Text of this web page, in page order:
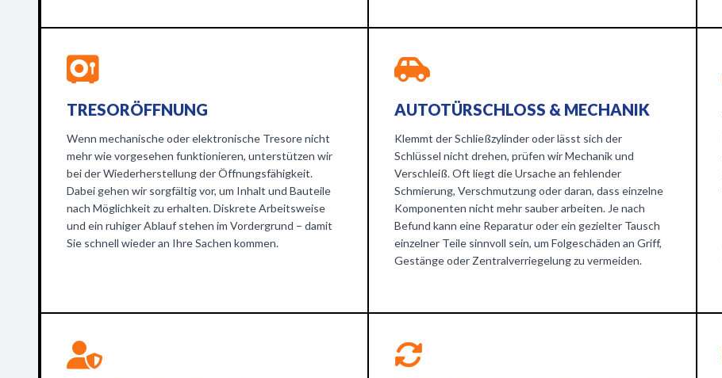
TRESORÖFFNUNG
Wenn mechanische oder elektronische Tresore nicht
mehr wie vorgesehen funktionieren, unterstützen wir
bei der Wiederherstellung der Öffnungsfähigkeit.
Dabei gehen wir sorgfältig vor, um Inhalt und Bauteile
nach Möglichkeit zu erhalten. Diskrete Arbeitsweise
und ein ruhiger Ablauf stehen im Vordergrund – damit
Sie schnell wieder an Ihre Sachen kommen.
AUTOTÜRSCHLOSS & MECHANIK
Klemmt der Schließzylinder oder lässt sich der
Schlüssel nicht drehen, prüfen wir Mechanik und
Verschleiß. Oft liegt die Ursache an fehlender
Schmierung, Verschmutzung oder daran, dass einzelne
Komponenten nicht mehr sauber arbeiten. Je nach
Befund kann eine Reparatur oder ein gezielter Tausch
einzelner Teile sinnvoll sein, um Folgeschäden an Griff,
Gestänge oder Zentralverriegelung zu vermeiden.